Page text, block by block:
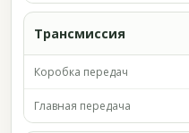
Трансмиссия
Коробка передач
Главная передача